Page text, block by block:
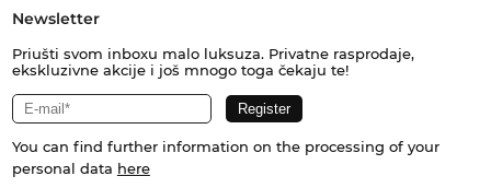
Newsletter
Priušti svom inboxu malo luksuza. Privatne rasprodaje,
ekskluzivne akcije i još mnogo toga čekaju te!
You can find further information on the processing of your
personal data here